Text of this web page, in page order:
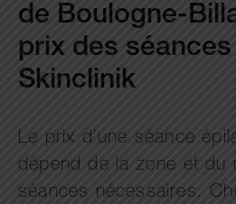
de Boulogne-
prix des
Skinclinik
Le prix d’une séance
dépend de la zone et du
séances nécessaires.